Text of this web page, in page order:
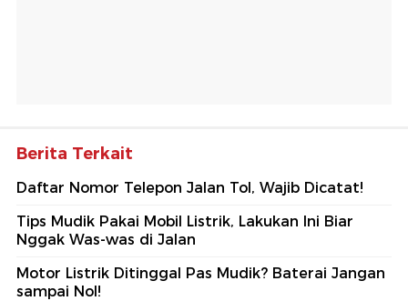
Berita Terkait
Daftar Nomor Telepon Jalan Tol, Wajib Dicatat!
Tips Mudik Pakai Mobil Listrik, Lakukan Ini Biar
Nggak Was-was di Jalan
Motor Listrik Ditinggal Pas Mudik? Baterai Jangan
sampai Nol!